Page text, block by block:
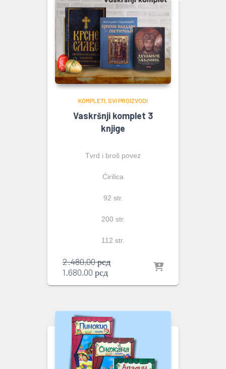
KOMPLETI SVI PROIZVODI
Vaskršnji komplet 3
knjige
Tvrd i broš povez
Ćirilica
92 str.
200 str.
112 str.
2.480,00рсдOriginalna
1.680,00 рсдTrenutna